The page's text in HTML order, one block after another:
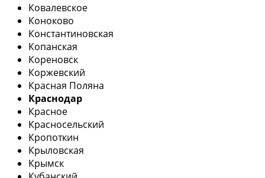
Ковалевское
Коноково
Константиновская
Копанская
Кореновск
Коржевский
Красная Поляна
Краснодар
Красное
Красносельский
Кропоткин
Крыловская
Крымск